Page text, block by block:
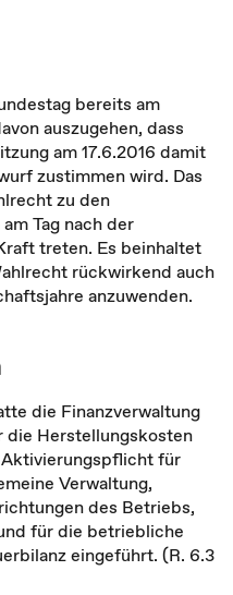
bereits am
auszugehen, dass
am 17.6.2016 damit
zustimmen wird. Das
zu den
Tag nach der
treten. Es beinhaltet
rückwirkend auch
anzuwenden.
die Finanzverwaltung
die Herstellungskosten
Aktivierungspflicht für
Verwaltung,
des Betriebs,
für die betriebliche
eingeführt. (R. 6.3